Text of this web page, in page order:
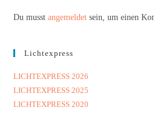
Du musstangemeldet sein, um einen
Lichtexpress
LICHTEXPRESS 2026
LICHTEXPRESS 2025
LICHTEXPRESS 2020